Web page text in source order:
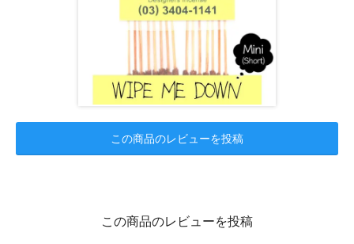
この商品のレビューを投稿
この商品のレビューを投稿